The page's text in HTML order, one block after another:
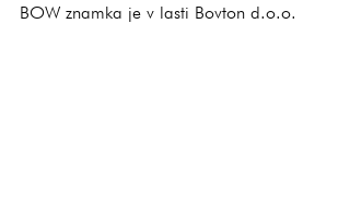
BOW znamka je v lasti Bovton d.o.o.